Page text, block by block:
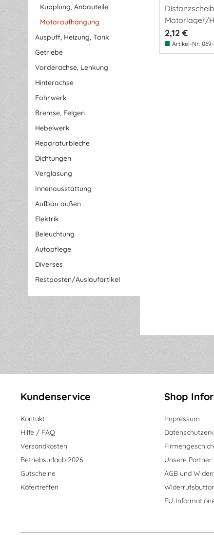
Kupplung, Anbauteile
Motoraufhängung
Auspuff, Heizung, Tank
Getriebe
Vorderachse, Lenkung
Hinterachse
Fahrwerk
Bremse, Felgen
Hebelwerk
Reparaturbleche
Dichtungen
Verglasung
Innenausstattung
Aufbau außen
Elektrik
Beleuchtung
Autopflege
Diverses
Restposten/Auslaufartikel
Motorlager/
e
2,12 €
Artikel-Nr.: 069-
Kundenservice
Kontakt
Hilfe / FAQ
Versandkosten
Betriebsurlaub 2026
Gutscheine
Käfertreffen
Shop
Impressum
Unsere Partner
AGB und
EU-